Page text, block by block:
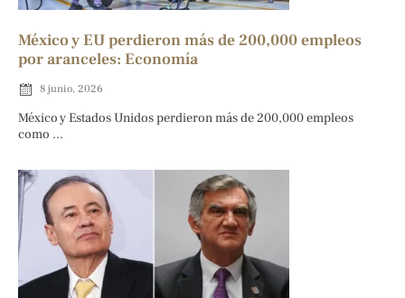
México y EU perdieron más de 200,000 empleos
por aranceles: Economía
8 junio, 2026
México y Estados Unidos perdieron más de 200,000 empleos
como ...